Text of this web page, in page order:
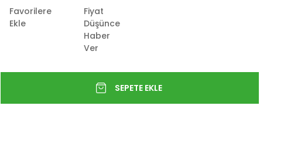
Favorilere
Ekle
Fiyat
Düşünce
Haber
Ver